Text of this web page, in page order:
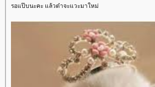
รอแป๊บนะคะ แล้วต๋าจะแวะมาใหม่